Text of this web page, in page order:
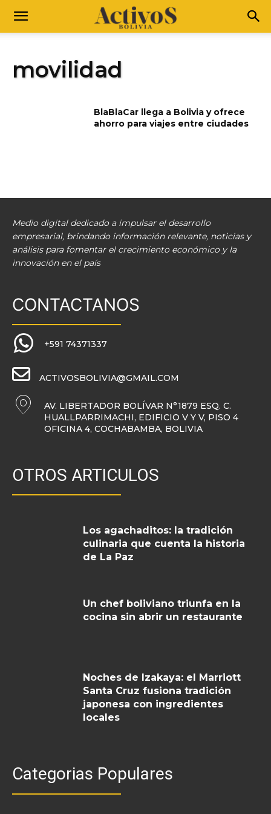
movilidad
BlaBlaCar llega a Bolivia y ofrece
ahorro para viajes entre ciudades
Medio digital dedicado a impulsar el desarrollo
empresarial, brindando información relevante, noticias y
análisis para fomentar el crecimiento económico y la
innovación en el país
CONTACTANOS
+591 74371337
ACTIVOSBOLIVIA@GMAIL.COM
AV. LIBERTADOR BOLÍVAR N°1879 ESQ. C.
HUALLPARRIMACHI, EDIFICIO V Y V, PISO 4
OFICINA 4, COCHABAMBA, BOLIVIA
OTROS ARTICULOS
Los agachaditos: la tradición
culinaria que cuenta la historia
de La Paz
Un chef boliviano triunfa en la
cocina sin abrir un restaurante
Noches de Izakaya: el Marriott
Santa Cruz fusiona tradición
japonesa con ingredientes
locales
Categorias Populares